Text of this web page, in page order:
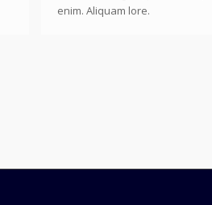
enim. Aliquam lore.